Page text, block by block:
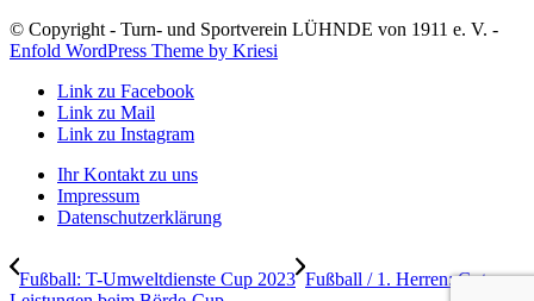
© Copyright - Turn- und Sportverein LÜHNDE von 1911 e. V. -
Enfold WordPress Theme by Kriesi
Link zu Facebook
Link zu Mail
Link zu Instagram
Ihr Kontakt zu uns
Impressum
Datenschutzerklärung
Fußball: T-Umweltdienste Cup 2023 Fußball / 1. Herren: Gute